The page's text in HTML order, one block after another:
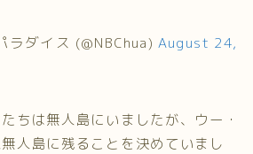
ダイス (@NBChua) August 24,
ちは無人島にいましたが、ウー・
人島に残ることを決めていまし